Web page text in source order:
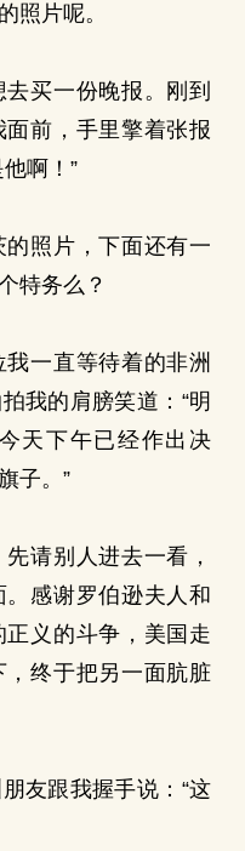
照片呢。
买一份晚报。刚到
前，手里擎着张报
啊！”
照片，下面还有一
特务么？
一直等待着的非洲
我的肩膀笑道：“明
天下午已经作出决
子。”
请别人进去一看，
感谢罗伯逊夫人和
义的斗争，美国走
终于把另一面肮脏
跟我握手说：“这